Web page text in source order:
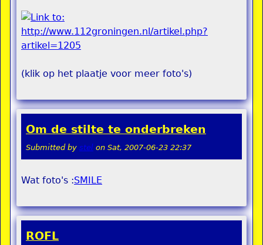
(klik op het plaatje voor meer foto's)
Om de stilte te onderbreken
Submitted by stel on Sat, 2007-06-23 22:37
Wat foto's :SMILE
ROFL